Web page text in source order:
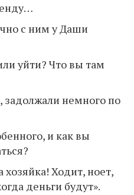
с ним у Даши
уйти? Что вы там
задолжали немного по
и как вы
Ходит, ноет,
деньги будут».